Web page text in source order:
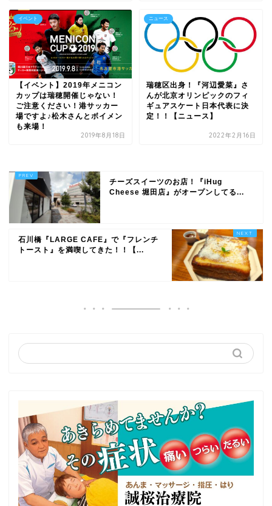
イベント
【イベント】2019年メニコン
カップは瑞穂開催じゃない！
ご注意ください！港サッカー
場ですよ♪松木さんとボイメン
も来場！
2019年8月18日
ニュース
瑞穂区出身！『河辺愛菜』さ
んが北京オリンピックのフィ
ギュアスケート日本代表に決
定！！【ニュース】
2022年2月16日
チーズスイーツのお店！『iHug
Cheese 堀田店』がオープンしてる...
石川橋『LARGE CAFE』で『フレンチ
トースト』を満喫してきた！！【...